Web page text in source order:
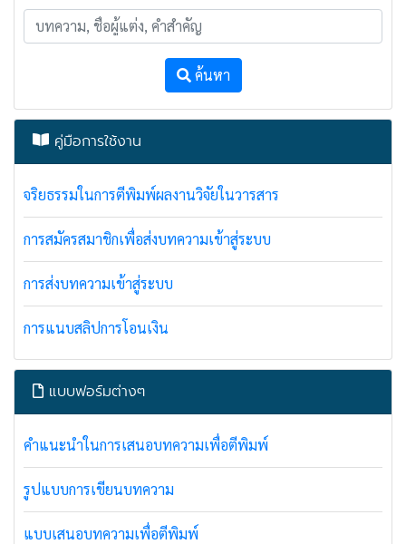
ค้นหา
คู่มือการใช้งาน
จริยธรรมในการตีพิมพ์ผลงานวิจัยในวารสาร
การสมัครสมาชิกเพื่อส่งบทความเข้าสู่ระบบ
การส่งบทความเข้าสู่ระบบ
การแนบสลิปการโอนเงิน
แบบฟอร์มต่างๆ
คำแนะนำในการเสนอบทความเพื่อตีพิมพ์
รูปแบบการเขียนบทความ
แบบเสนอบทความเพื่อตีพิมพ์